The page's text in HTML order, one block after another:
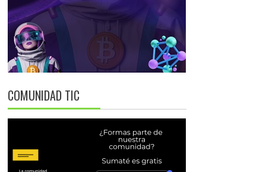
COMUNIDAD TIC